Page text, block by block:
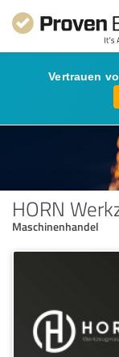
Vertrauen
HORN
Maschinenhandel